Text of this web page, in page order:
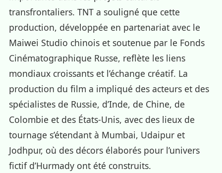
transfrontaliers. TNT a souligné que cette
production, développée en partenariat avec le
Maiwei Studio chinois et soutenue par le Fonds
Cinématographique Russe, reflète les liens
mondiaux croissants et l’échange créatif. La
production du film a impliqué des acteurs et des
spécialistes de Russie, d’Inde, de Chine, de
Colombie et des États-Unis, avec des lieux de
tournage s’étendant à Mumbai, Udaipur et
Jodhpur, où des décors élaborés pour l’univers
fictif d’Hurmady ont été construits.